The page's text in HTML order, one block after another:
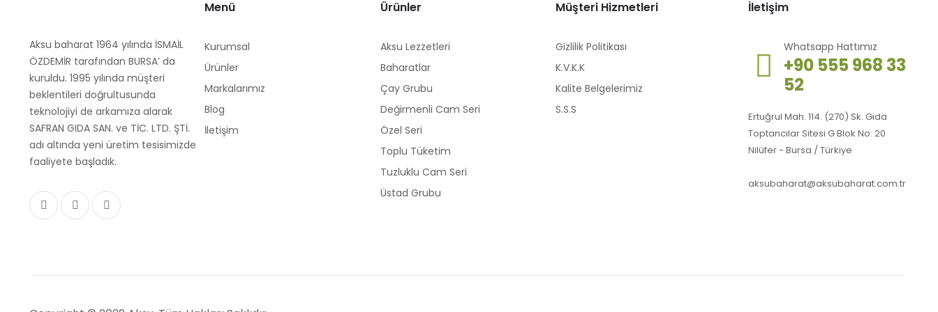
Aksu baharat 1964 yılında İSMAİL
ÖZDEMİR tarafından BURSA’ da
kuruldu. 1995 yılında müşteri
beklentileri doğrultusunda
teknolojiyi de arkamıza alarak
SAFRAN GIDA SAN. ve TİC. LTD. ŞTİ.
adı altında yeni üretim tesisimizde
faaliyete başladık.
Menü
Kurumsal
Ürünler
Markalarımız
Blog
İletişim
Ürünler
Aksu Lezzetleri
Baharatlar
Çay Grubu
Değirmenli Cam Seri
Özel Seri
Toplu Tüketim
Tuzluklu Cam Seri
Üstad Grubu
Müşteri Hizmetleri
Gizlilik Politikası
K.V.K.K
Kalite Belgelerimiz
S.S.S
İletişim
Whatsapp Hattımız
+90 555 968 33
52
Ertuğrul Mah. 114. (270) Sk. Gıda
Toptancılar Sitesi G Blok No: 20
Nilüfer - Bursa / Türkiye
aksubaharat@aksubaharat.com.tr